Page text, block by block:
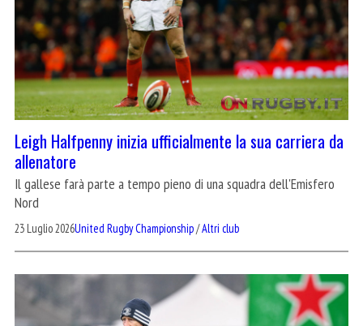
Leigh Halfpenny inizia ufficialmente la sua carriera da
allenatore
Il gallese farà parte a tempo pieno di una squadra dell'Emisfero
Nord
23 Luglio 2026United Rugby Championship/Altri club